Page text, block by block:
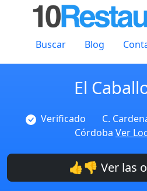
Buscar Blog
El
Verificado
C.
Córdoba Ver
👍👎 Ver las